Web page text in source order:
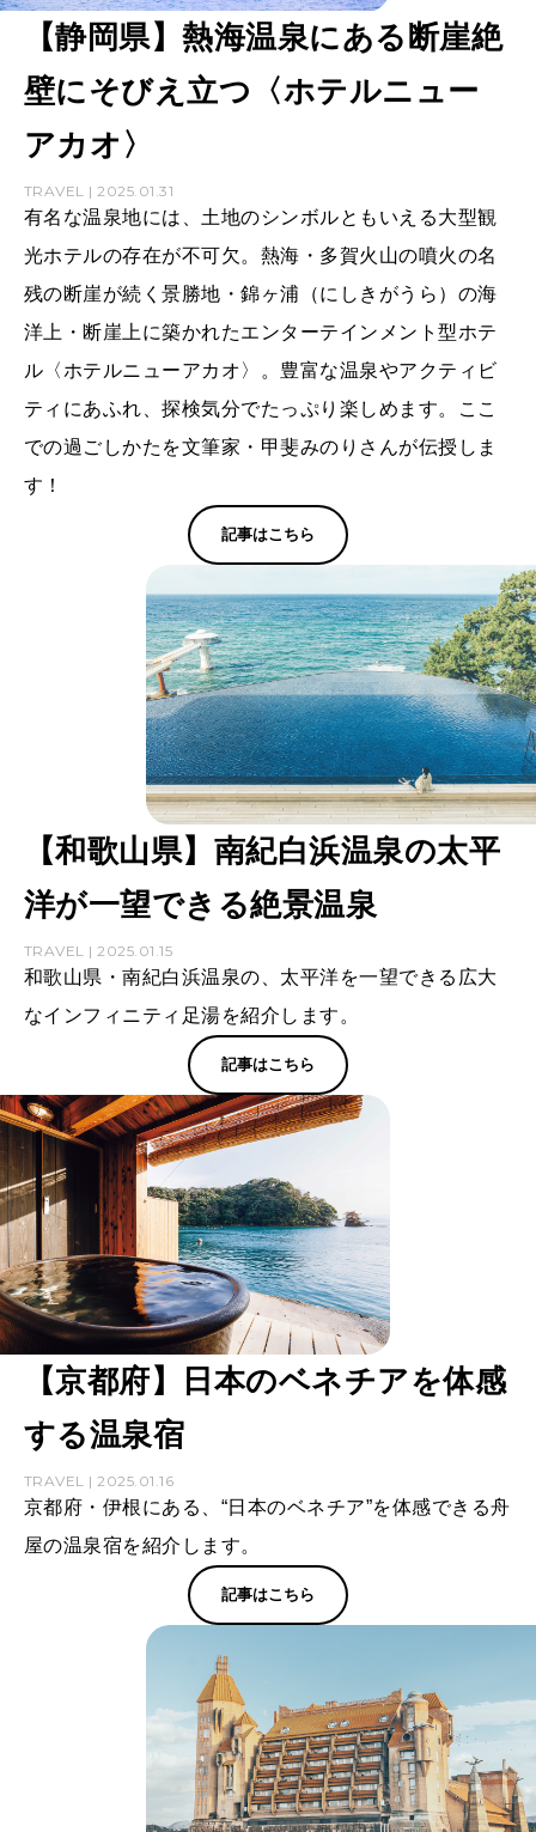
【静岡県】熱海温泉にある断崖絶
壁にそびえ立つ〈ホテルニュー
アカオ〉
TRAVEL | 2025.01.31
有名な温泉地には、土地のシンボルともいえる大型観
光ホテルの存在が不可欠。熱海・多賀火山の噴火の名
残の断崖が続く景勝地・錦ヶ浦（にしきがうら）の海
洋上・断崖上に築かれたエンターテインメント型ホテ
ル〈ホテルニューアカオ〉。豊富な温泉やアクティビ
ティにあふれ、探検気分でたっぷり楽しめます。ここ
での過ごしかたを文筆家・甲斐みのりさんが伝授しま
す！
記事はこちら
【和歌山県】南紀白浜温泉の太平
洋が一望できる絶景温泉
TRAVEL | 2025.01.15
和歌山県・南紀白浜温泉の、太平洋を一望できる広大
なインフィニティ足湯を紹介します。
記事はこちら
【京都府】日本のベネチアを体感
する温泉宿
TRAVEL | 2025.01.16
京都府・伊根にある、“日本のベネチア”を体感できる舟
屋の温泉宿を紹介します。
記事はこちら